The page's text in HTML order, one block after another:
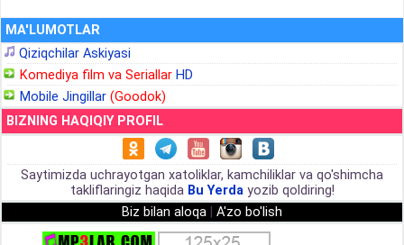
MA'LUMOTLAR
Qiziqchilar Askiyasi
Komediya film va Seriallar HD
Mobile Jingillar (Goodok)
BIZNING HAQIQIY PROFIL
Saytimizda uchrayotgan xatoliklar, kamchiliklar va qo'shimcha
takliflaringiz haqida Bu Yerdayozib qoldiring!
Biz bilan aloqa
A'zo bo'lish